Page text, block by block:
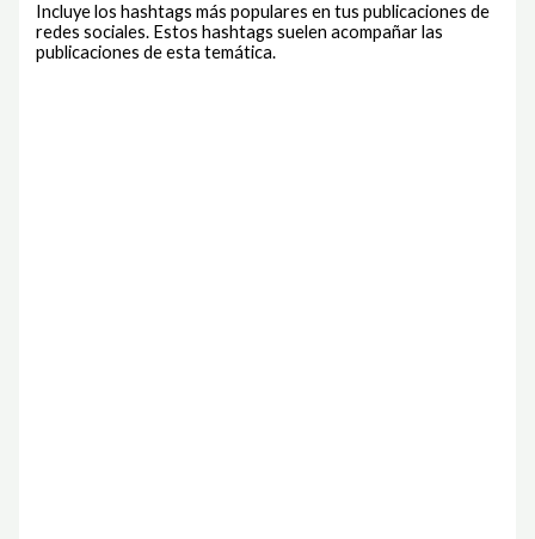
Incluye los hashtags más populares en tus publicaciones de
redes sociales. Estos hashtags suelen acompañar las
publicaciones de esta temática.